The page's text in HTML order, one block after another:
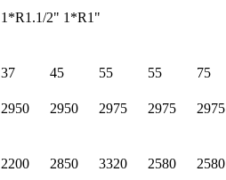
1*R1.1/2" 1*R1"
37 45 55 55
75
2950 2950 2975 2975
2975
2200 2850 3320 2580
2580